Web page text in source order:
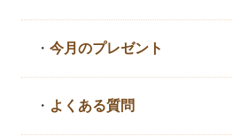
・今月のプレゼント
・ よくある質問